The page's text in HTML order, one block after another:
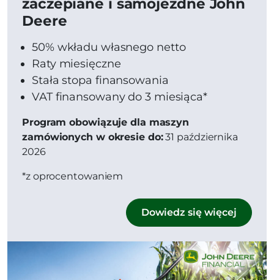
Deere
50% wkładu własnego netto
Raty miesięczne
Stała stopa finansowania
VAT finansowany do 3 miesiąca*
Program obowiązuje dla maszyn
zamówionych w okresie do:31 października
2026
*z oprocentowaniem
Dowiedz się więcej